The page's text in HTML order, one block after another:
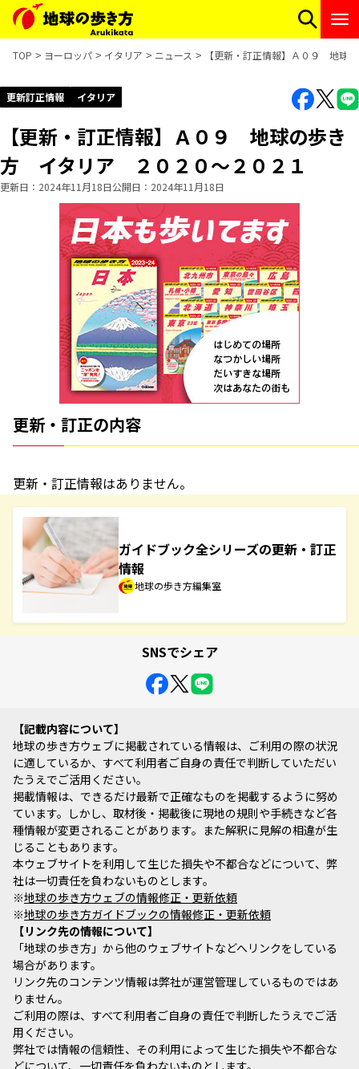
TOP ヨーロッパ イタリア ニュース 【更新・訂正情報】Ａ０９ 地
更新訂正情報 イタリア
【更新・訂正情報】Ａ０９ 地球の歩き
方 イタリア ２０２０～２０２１
更新日 2024年11月18日公開日 2024年11月18日
更新・訂正の内容
更新・訂正情報はありません。
ガイドブック全シリーズの更新・訂正
情報
地球の歩き方編集室
SNSでシェア
記載内容について
地球の歩き方ウェブに掲載されている情報は、ご利用の際の状況
に適しているか、すべて利用者ご自身の責任で判断していただい
たうえでご活用ください。
掲載情報は、できるだけ最新で正確なものを掲載するように努め
ています。しかし、取材後・掲載後に現地の規則や手続きなど各
種情報が変更されることがあります。また解釈に見解の相違が生
じることもあります。
本ウェブサイトを利用して生じた損失や不都合などについて、弊
社は一切責任を負わないものとします。
※地球の歩き方ウェブの情報修正・更新依頼
※地球の歩き方ガイドブックの情報修正・更新依頼
リンク先の情報について
「地球の歩き方」から他のウェブサイトなどへリンクをしている
場合があります。
リンク先のコンテンツ情報は弊社が運営管理しているものではあ
りません。
ご利用の際は、すべて利用者ご自身の責任で判断したうえでご活
用ください。
弊社では情報の信頼性、その利用によって生じた損失や不都合な
どについて、一切責任を負わないものとします。